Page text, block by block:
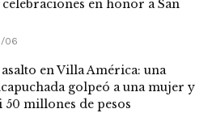
en honor a San
06
en Villa América: una
golpeó a una mujer y
50 millones de pesos